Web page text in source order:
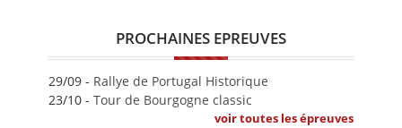
PROCHAINES EPREUVES
29/09 - Rallye de Portugal Historique
23/10 - Tour de Bourgogne classic
voir toutes les épreuves